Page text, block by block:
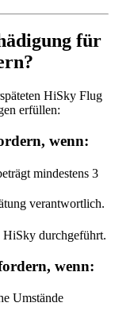
für
HiSky Flug
erfüllen:
wenn:
mindestens 3
verantwortlich.
durchgeführt.
wenn:
Umstände